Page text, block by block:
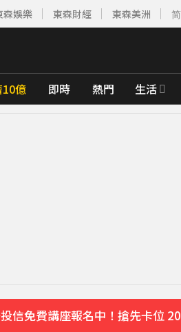
森娛樂 東森財經 東森美洲
億 即時 熱門 生活
信免費講座報名中！搶先卡位